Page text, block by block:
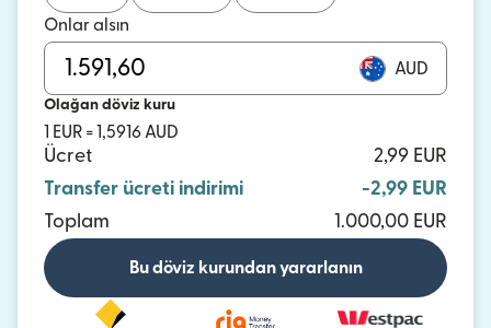
Onlar alsın
AUD
Olağan döviz kuru
1 EUR = 1,5916 AUD
Ücret
2,99 EUR
Transfer ücreti indirimi
-2,99 EUR
Toplam
1.000,00 EUR
Bu döviz kurundan yararlanın